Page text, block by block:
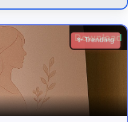
Download
✨ Trending